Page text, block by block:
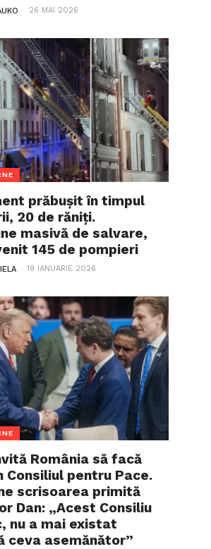
26 MAI 2026
prăbușit în timpul
20 de răniți.
masivă de salvare,
145 de pompieri
18 IANUARIE 2026
România să facă
Consiliul pentru Pace.
scrisoarea primită
Dan: „Acest Consiliu
nu a mai existat
ceva asemănător”